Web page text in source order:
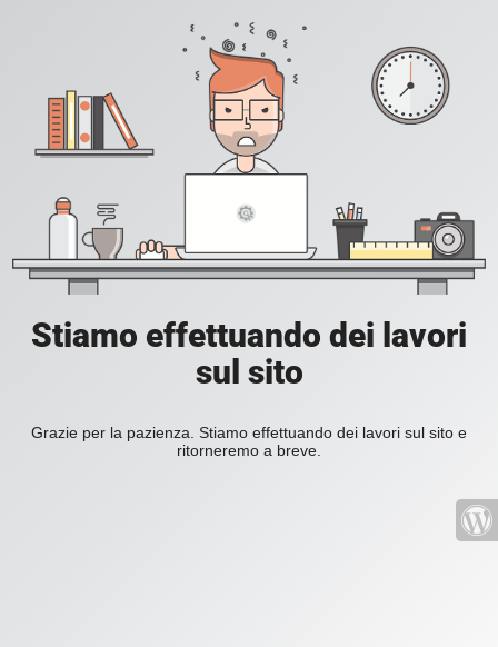
Stiamo effettuando dei lavori
sul sito
Grazie per la pazienza. Stiamo effettuando dei lavori sul sito e
ritorneremo a breve.